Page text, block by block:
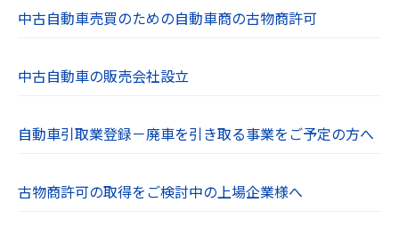
中古自動車売買のための自動車商の古物商許可
中古自動車の販売会社設立
自動車引取業登録－廃車を引き取る事業をご予定の方へ
古物商許可の取得をご検討中の上場企業様へ